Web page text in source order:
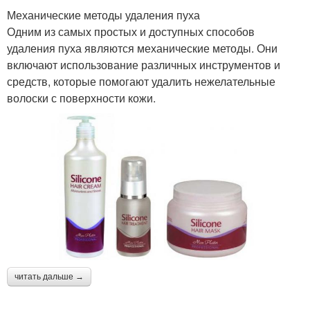
Механические методы удаления пуха
Одним из самых простых и доступных способов
удаления пуха являются механические методы. Они
включают использование различных инструментов и
средств, которые помогают удалить нежелательные
волоски с поверхности кожи.
читать дальше →